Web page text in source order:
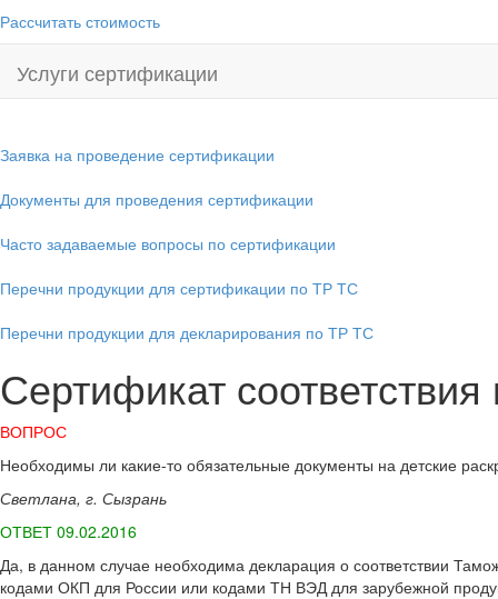
Рассчитать стоимость
Услуги сертификации
Заявка на проведение сертификации
Документы для проведения сертификации
Часто задаваемые вопросы по сертификации
Перечни продукции для сертификации по ТР ТС
Перечни продукции для декларирования по ТР ТС
Сертификат
ВОПРОС
Необходимы ли какие-то обязательные документы на детские
Светлана, г. Сызрань
ОТВЕТ 09.02.2016
Да, в данном случае необходима декларация о соответствии
кодами ОКП для России или кодами ТН ВЭД для зарубежной